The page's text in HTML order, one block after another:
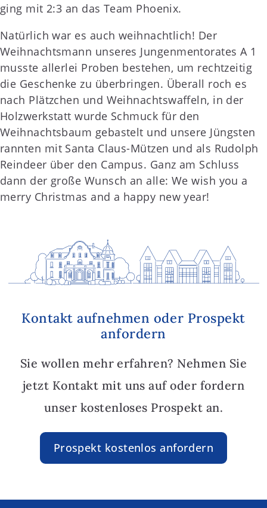
ging mit 2:3 an das Team Phoenix.
Natürlich war es auch weihnachtlich! Der
Weihnachtsmann unseres Jungenmentorates A 1
musste allerlei Proben bestehen, um rechtzeitig
die Geschenke zu überbringen. Überall roch es
nach Plätzchen und Weihnachtswaffeln, in der
Holzwerkstatt wurde Schmuck für den
Weihnachtsbaum gebastelt und unsere Jüngsten
rannten mit Santa Claus-Mützen und als Rudolph
Reindeer über den Campus. Ganz am Schluss
dann der große Wunsch an alle: We wish you a
merry Christmas and a happy new year!
Kontakt aufnehmen oder Prospekt
anfordern
Sie wollen mehr erfahren? Nehmen Sie
jetzt Kontakt mit uns auf oder fordern
unser kostenloses Prospekt an.
Prospekt kostenlos anfordern